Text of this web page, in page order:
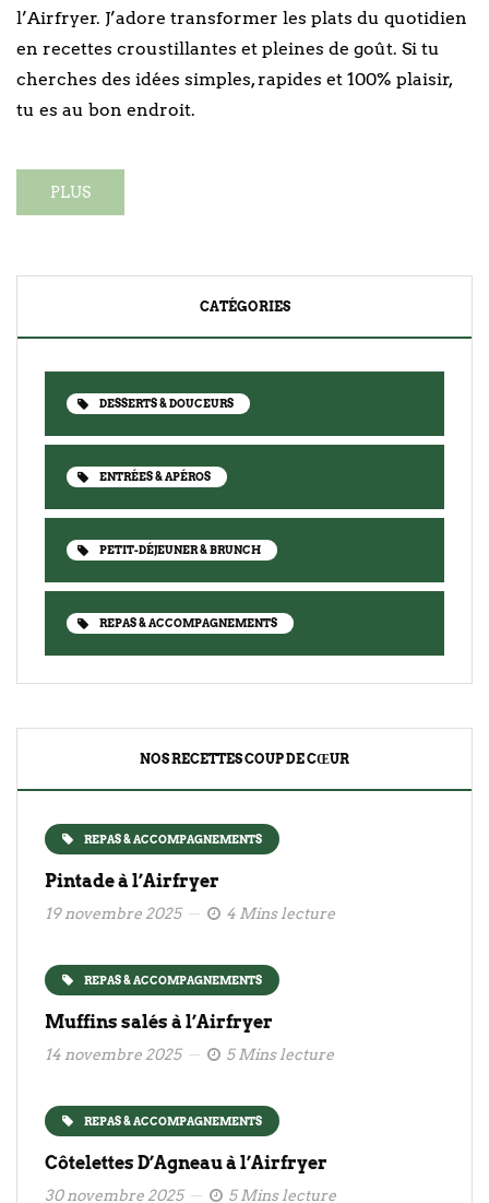
l’Airfryer. J’adore transformer les plats du quotidien
en recettes croustillantes et pleines de goût. Si tu
cherches des idées simples, rapides et 100% plaisir,
tu es au bon endroit.
PLUS
CATÉGORIES
DESSERTS & DOUCEURS
ENTRÉES & APÉROS
PETIT-DÉJEUNER & BRUNCH
REPAS & ACCOMPAGNEMENTS
NOS RECETTES COUP DE CŒUR
REPAS & ACCOMPAGNEMENTS
Pintade à l’Airfryer
19 novembre 2025 4 Mins lecture
REPAS & ACCOMPAGNEMENTS
Muffins salés à l’Airfryer
14 novembre 2025 5 Mins lecture
REPAS & ACCOMPAGNEMENTS
Côtelettes D’Agneau à l’Airfryer
30 novembre 2025 5 Mins lecture